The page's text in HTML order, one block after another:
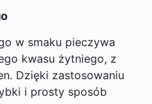
w smaku pieczywa
kwasu żytniego, z
Dzięki zastosowaniu
i prosty sposób